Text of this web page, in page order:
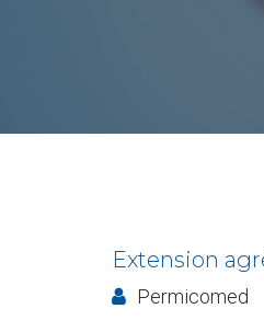
Extension
Permicomed